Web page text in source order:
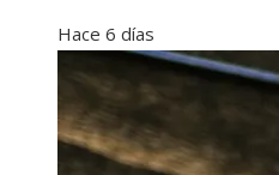
Hace 6 días